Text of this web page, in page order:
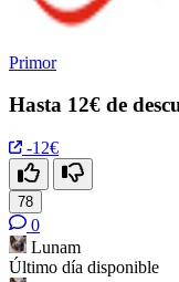
Primor
Hasta 12€ de
-12€
78
0
Lunam
Último día disponible